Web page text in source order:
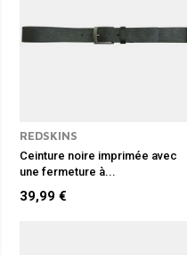
REDSKINS
Ceinture noire imprimée avec
une fermeture à...
39,99 €